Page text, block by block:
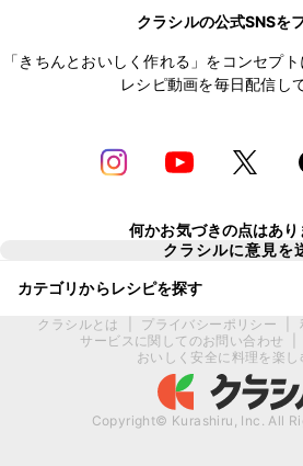
クラシルの公式SNSを
「きちんとおいしく作れる」をコンセプ
レシピ動画を毎日配信し
何かお気づきの点はあり
クラシルに意見を
カテゴリからレシピを探す
クラシルとは プライバシーポリシー
サービスに関してのお問い合わせ
おいしく安全に料理を楽し
Copyright© Kurashiru, Inc. All